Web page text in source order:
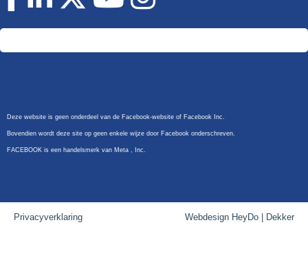
Deze website is geen onderdeel van de Facebook-website of Facebook Inc.
Bovendien wordt deze site op geen enkele wijze door Facebook onderschreven.
FACEBOOK is een handelsmerk van Meta , Inc.
Privacyverklaring Webdesign HeyDo | Dekker